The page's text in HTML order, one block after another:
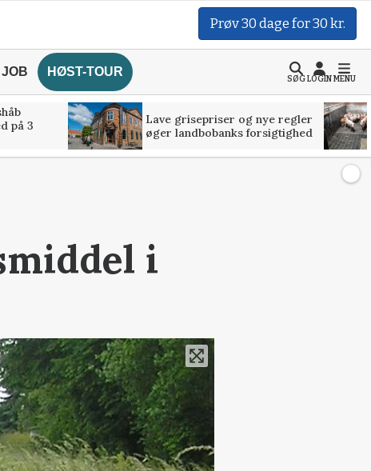
Prøv 30 dage for 30 kr.
JOB HØST-TOUR
SØGLOGINMENU
på 3
Lave grisepriser og nye regler
øger landbobanks forsigtighed
i